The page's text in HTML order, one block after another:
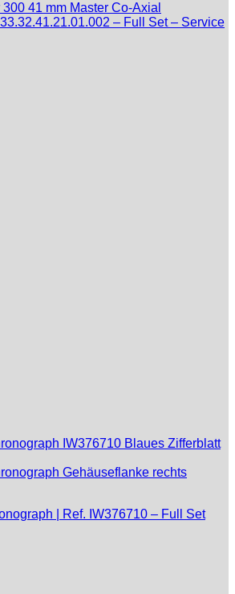
41 mm Master Co-Axial
– Full Set – Service
| Ref. IW376710 – Full Set